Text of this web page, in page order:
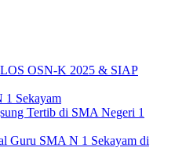
OSN-K 2025 & SIAP
1 Sekayam
Tertib di SMA Negeri 1
Guru SMA N 1 Sekayam di